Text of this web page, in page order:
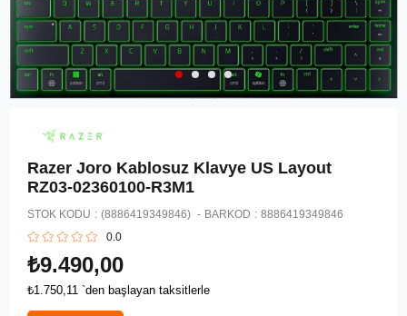
Razer Joro Kablosuz Klavye US Layout
RZ03-02360100-R3M1
STOK KODU (8886419349846) BARKOD : 8886419349846
0.0
₺9.490,00
₺1.750,11 `den başlayan taksitlerle